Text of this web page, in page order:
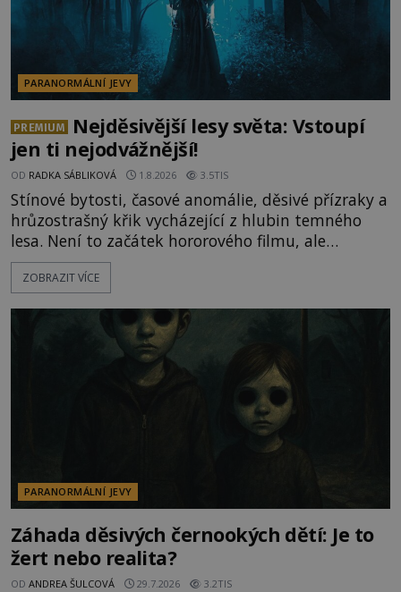
PARANORMÁLNÍ JEVY
PREMIUM
Nejděsivější lesy světa: Vstoupí
jen ti nejodvážnější!
OD RADKA SÁBLIKOVÁ 1.8.2026 3.5TIS
Stínové bytosti, časové anomálie, děsivé přízraky a
hrůzostrašný křik vycházející z hlubin temného
lesa. Není to začátek hororového filmu, ale
události, které popisují návštěvníci lesů, které jsou
označovány jako nejděsivější na světě. Lidé bydlící
vyhýbají! Už jste o těchto lesích slyšeli? A odvážili
byste se je navštívit? [gallery ids="17
ZOBRAZIT VÍCE
PARANORMÁLNÍ JEVY
Záhada děsivých černookých dětí: Je to
žert nebo realita?
OD ANDREA ŠULCOVÁ 29.7.2026 3.2TIS